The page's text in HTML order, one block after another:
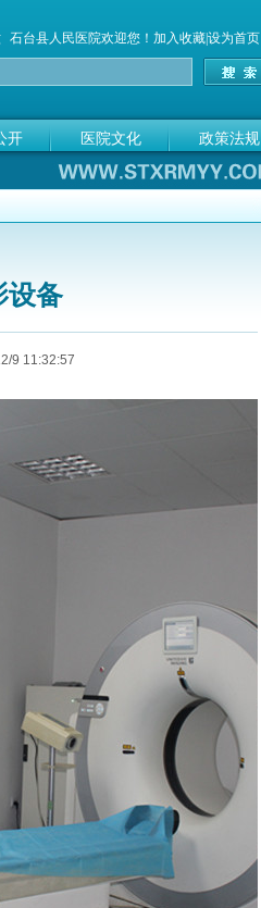
石台县人民医院欢迎您！ 加入收藏设为首页
开 医院文化 政策法规
设备
9 11:32:57